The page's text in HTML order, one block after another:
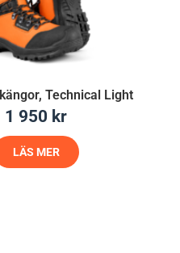
Technical Light
1 950 kr
LÄS MER